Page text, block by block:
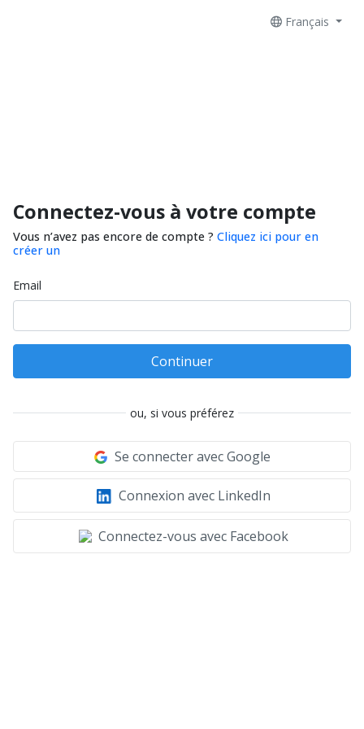
Français
Connectez-vous à votre compte
Vous n’avez pas encore de compte ? Cliquez ici pour en
créer un
Email
Continuer
ou, si vous préférez
Se connecter avec Google
Connexion avec LinkedIn
Connectez-vous avec Facebook